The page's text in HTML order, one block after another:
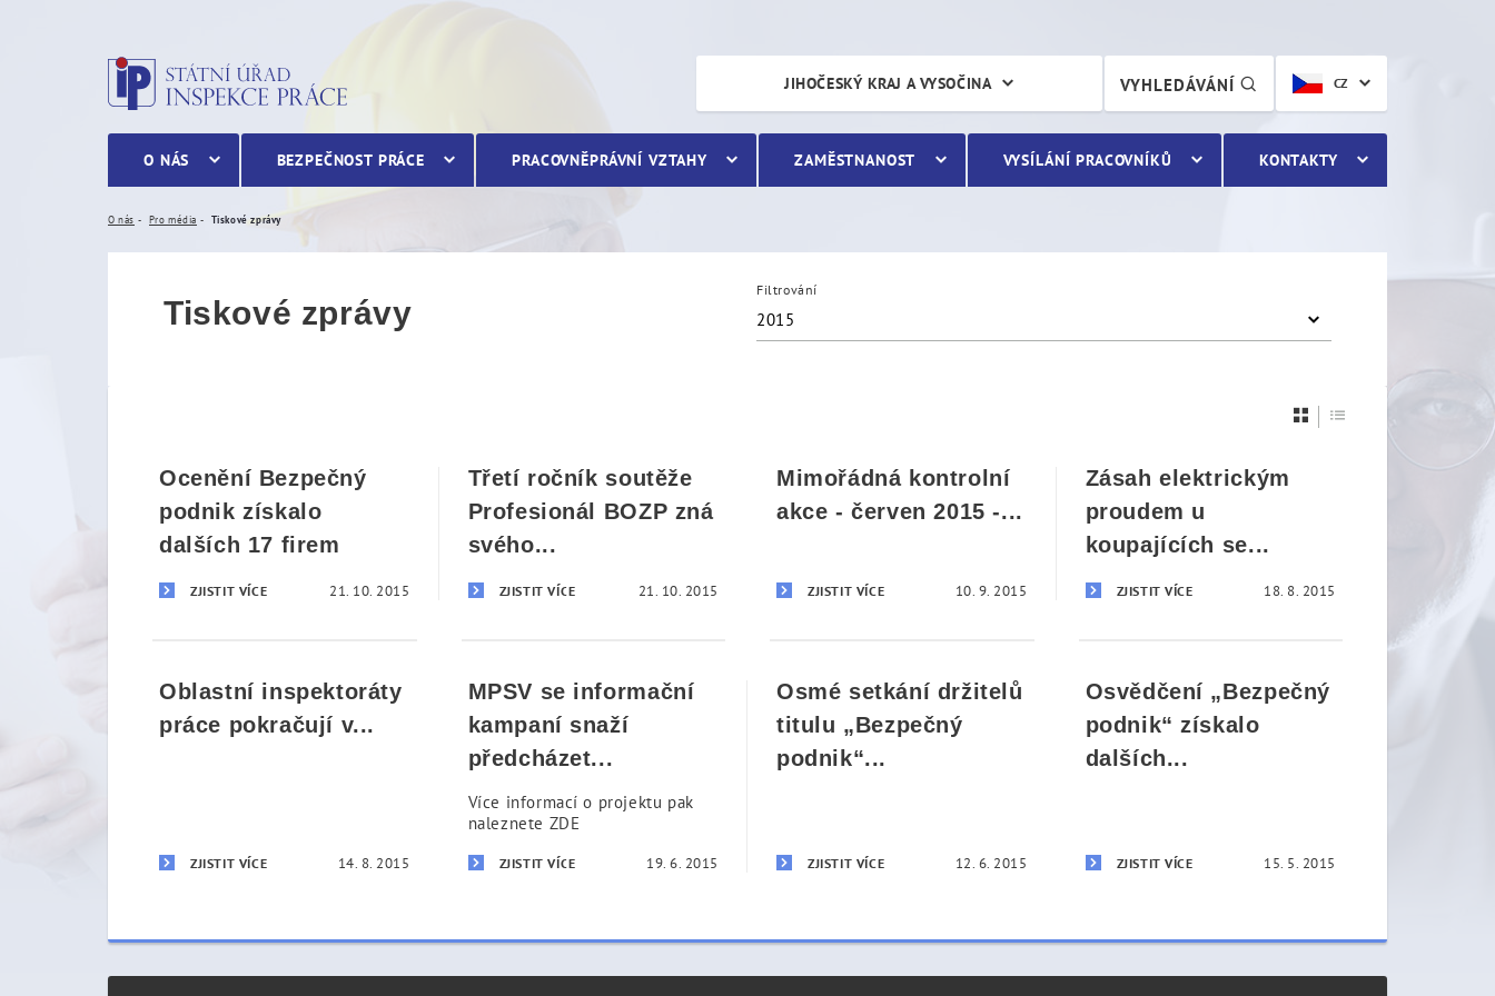
CZ
VYHLEDÁVÁNÍ
JIHOČESKÝ KRAJ A VYSOČINA
O NÁS BEZPEČNOST PRÁCE PRACOVNĚPRÁVNÍ VZTAHY ZAMĚSTNANOST VYSÍLÁNÍ PRACOVNÍKŮ KONTAKTY
O nás Pro média Tiskové zprávy
Tiskové zprávy
Filtrování
2015
Ocenění Bezpečný
podnik získalo
dalších 17 firem
ZJISTIT VÍCE 21. 10. 2015
Třetí ročník soutěže
Profesionál BOZP zná
svého...
ZJISTIT VÍCE 21. 10. 2015
Mimořádná kontrolní
akce - červen 2015 -...
ZJISTIT VÍCE 10. 9. 2015
Zásah elektrickým
proudem u
koupajících se...
ZJISTIT VÍCE 18. 8. 2015
Oblastní inspektoráty
práce pokračují v...
ZJISTIT VÍCE 14. 8. 2015
MPSV se informační
kampaní snaží
předcházet...
Více informací o projektu pak
naleznete ZDE
ZJISTIT VÍCE 19. 6. 2015
Osmé setkání držitelů
titulu „Bezpečný
podnik“...
ZJISTIT VÍCE 12. 6. 2015
Osvědčení „Bezpečný
podnik“ získalo
dalších...
ZJISTIT VÍCE 15. 5. 2015